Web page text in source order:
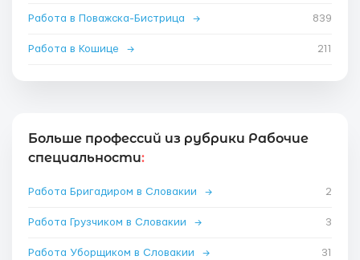
Работа в Поважска-Бистрица → 839
Работа в Кошице → 211
Больше профессий из рубрики Рабочие
специальности:
Работа Бригадиром в Словакии → 2
Работа Грузчиком в Словакии → 3
Работа Уборщиком в Словакии → 31